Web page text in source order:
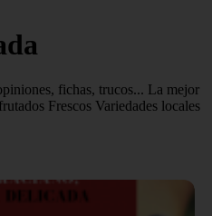
fichas, trucos... La mejor
Frescos Variedades locales